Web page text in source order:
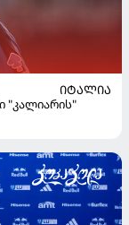
ᲘᲢᲐᲚᲘᲐ
"კალიარის"